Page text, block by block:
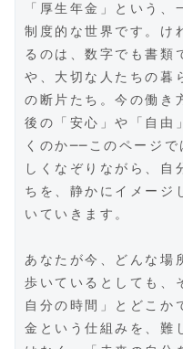
「厚生年金」という
制度的な世界です。け
るのは、数字でも書類
や、大切な人たちの暮
の断片たち。今の働き
後の「安心」や「自由
くのか──このページ
しくなぞりながら、自
ちを、静かにイメージ
いていきます。
あなたが今、どんな場
歩いているとしても、
自分の時間」とどこか
金という仕組みを、難